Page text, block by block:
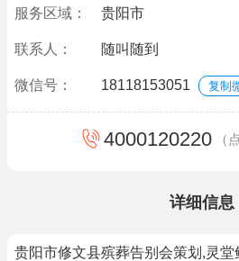
服务区域： 贵阳市
联系人： 随叫随到
微信号： 18118153051 复制
4000120220 （
详细信息
贵阳市修文县殡葬告别会策划,灵